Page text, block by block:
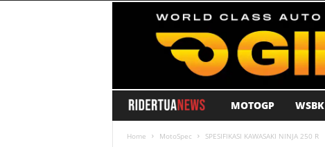
i
MOTOGP WSBK
Home MotoSpec SPESIFIKASI KAWASAKI NINJA 250 R